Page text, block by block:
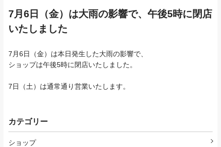
7月6日（金）は大雨の影響で、午後5時に閉店
いたしました
7月6日（金）は本日発生した大雨の影響で、
ショップは午後5時に閉店いたしました。
7日（土）は通常通り営業いたします。
カテゴリー
ショップ